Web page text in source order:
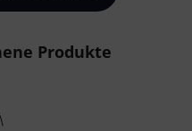
Produkte